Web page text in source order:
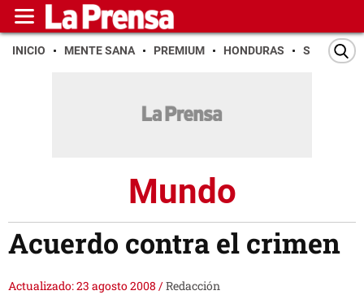
INICIO MENTE SANA PREMIUM HONDURAS SAN PEDRO
Mundo
Acuerdo contra el crimen
Actualizado: 23 agosto 2008 /Redacción